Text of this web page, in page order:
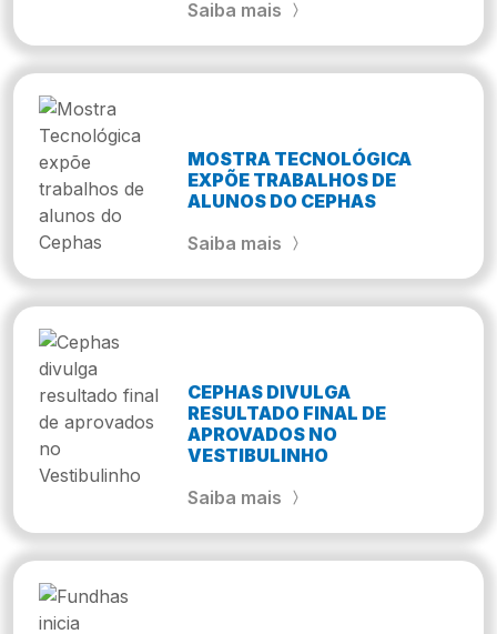
Saiba mais
MOSTRA TECNOLÓGICA
EXPÕE TRABALHOS DE
ALUNOS DO CEPHAS
Saiba mais
CEPHAS DIVULGA
RESULTADO FINAL DE
APROVADOS NO
VESTIBULINHO
Saiba mais